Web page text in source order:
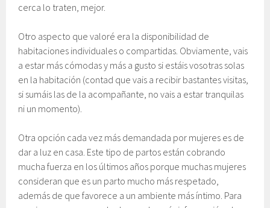
cerca lo traten, mejor.
Otro aspecto que valoré era la disponibilidad de
habitaciones individuales o compartidas. Obviamente, vais
a estar más cómodas y más a gusto si estáis vosotras solas
en la habitación (contad que vais a recibir bastantes visitas,
si sumáis las de la acompañante, no vais a estar tranquilas
ni un momento).
Otra opción cada vez más demandada por mujeres es de
dar a luz en casa. Este tipo de partos están cobrando
mucha fuerza en los últimos años porque muchas mujeres
consideran que es un parto mucho más respetado,
además de que favorece a un ambiente más íntimo. Para